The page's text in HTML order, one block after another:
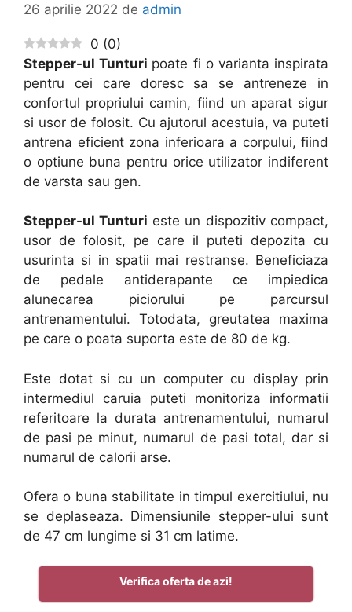
26 aprilie 2022 de admin
0 (0)
Stepper-ul Tunturi poate fi o varianta inspirata
pentru cei care doresc sa se antreneze in
confortul propriului camin, fiind un aparat sigur
si usor de folosit. Cu ajutorul acestuia, va puteti
antrena eficient zona inferioara a corpului, fiind
o optiune buna pentru orice utilizator indiferent
de varsta sau gen.
Stepper-ul Tunturi este un dispozitiv compact,
usor de folosit, pe care il puteti depozita cu
usurinta si in spatii mai restranse. Beneficiaza
de pedale antiderapante ce impiedica
alunecarea piciorului pe parcursul
antrenamentului. Totodata, greutatea maxima
pe care o poata suporta este de 80 de kg.
Este dotat si cu un computer cu display prin
intermediul caruia puteti monitoriza informatii
referitoare la durata antrenamentului, numarul
de pasi pe minut, numarul de pasi total, dar si
numarul de calorii arse.
Ofera o buna stabilitate in timpul exercitiului, nu
se deplaseaza. Dimensiunile stepper-ului sunt
de 47 cm lungime si 31 cm latime.
Verifica oferta de azi!